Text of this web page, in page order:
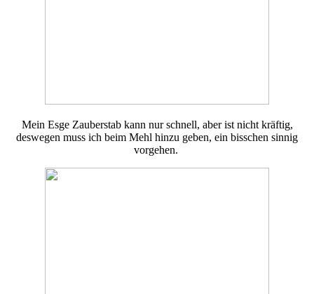
Mein Esge Zauberstab kann nur schnell, aber ist nicht kräftig,
deswegen muss ich beim Mehl hinzu geben, ein bisschen sinnig
vorgehen.